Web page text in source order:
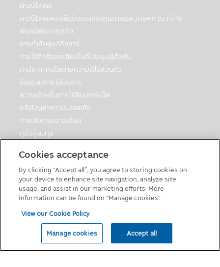
หรือได้รับกำไรจากอัตราแลกเปลี่ยน หรือได้รับ
เงินคืนต่ำกว่าเงินลงทุนเริ่มแรกได้
• กองทุนรวมมีประกัน ผู้ลงทุนที่ถือหน่วยที่
ลงทุนจนครบระยะเวลาการประกันที่กำหนดใน
หนังสือชี้ชวนนี้จะได้รับชำระเงินลงทุนคืนตาม
เงื่อนไขในการรับประกันอย่างไรก็ดี การประกัน
ดังกล่าวไม่ได้รวมถึงการประกันความสามารถ
ในการชำระหนี้ในอนาคตของผู้ประกัน
• กองทุนรวมมุ่งรักษาเงินต้น เป็นเพียงชื่อ
เรียกประเภทของกองทุนรวมที่จัดนโยบายการ
ลงทุนเพื่อให้เงินต้นของผู้ถือหน่วยลงทุนมีความ
เงินลงทุนหรือผลตอบแทนจากการลงทุนแต่
อย่างใด
นโยบายความเป็นส่วนตัว
บริษัทหลักทรัพย์จัดการกองทุน ซีไอเอ็มบี-พริน
ซิเพิล จำกัด เคารพสิทธิของลูกค้า นโยบายความ
เป็นส่วนตัวของบริษัทนั้น มีเพื่อให้ท่านมั่นใจยาม
ที่ท่านให้ข้อมูลกับบริษัทฯ โดยลูกค้ามีสิทธิที่จะ
เปิดเผยหรือไม่เปิดเผยข้อมูลของท่านได้
รูปแบบข้อมูล
ดาวน์โหลด
ดาวน์โหลดหนังสือรับรองกองทุนภาษีและภาษีหัก ณ ที่จ่าย
พันธมิตรทางธุรกิจ
การกำกับดูแลกิจการ
การใช้สิทธิออกเสียงในที่ประชุมผู้ถือหุ้น
คำประกาศนโยบายความเป็นส่วนตัว
ข้อตกลงการใช้บริการ
ความเสี่ยงในการใช้อินเทอร์เน็ต
แจ้งปัญหาความปลอดภัย
การบริหารความเสี่ยง
คู่มือผู้ลงทุน
คู่มือการลงทุนในกองทุนที่มีสิทธิประโยชน์ทางภาษี
แบบฟอร์มต่างๆ
นโยบายเกี่ยวกับคุกกี้
© 2026 Principal Asset Management Co.,Ltd
Cookies acceptance
By clicking “Accept all”, you agree to storing cookies on
your device to enhance site navigation, analyze site
usage, and assist in our marketing efforts. More
information can be found on "Manage cookies".
View our Cookie Policy
Manage cookies Accept all